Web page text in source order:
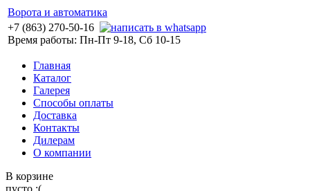
Ворота и автоматика
+7 (863) 270-50-16
Время работы: Пн-Пт 9-18, Сб 10-15
Главная
Каталог
Галерея
Способы оплаты
Доставка
Контакты
Дилерам
О компании
В корзине
пусто :(